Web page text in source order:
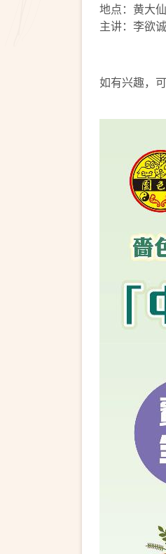
地点：黄大
主讲：李欲
如有兴趣，